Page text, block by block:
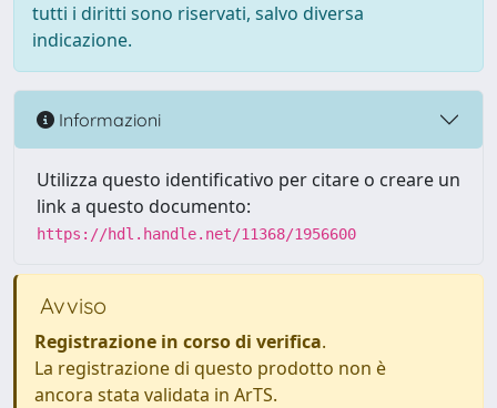
tutti i diritti sono riservati, salvo diversa
indicazione.
Informazioni
Utilizza questo identificativo per citare o creare un
link a questo documento:
https://hdl.handle.net/11368/1956600
Avviso
Registrazione in corso di verifica.
La registrazione di questo prodotto non è
ancora stata validata in ArTS.